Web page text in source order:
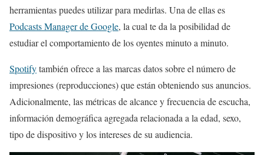
herramientas puedes utilizar para medirlas. Una de ellas es
Podcasts Manager de Google, la cual te da la posibilidad de
estudiar el comportamiento de los oyentes minuto a minuto.
Spotifytambién ofrece a las marcas datos sobre el número de
impresiones (reproducciones) que están obteniendo sus anuncios.
Adicionalmente, las métricas de alcance y frecuencia de escucha,
información demográfica agregada relacionada a la edad, sexo,
tipo de dispositivo y los intereses de su audiencia.